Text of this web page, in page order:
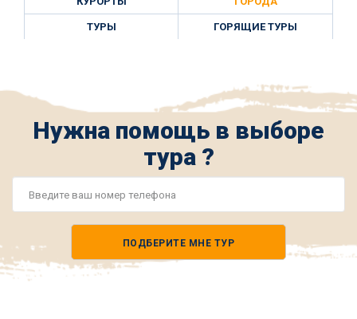
ТУРЫ ГОРЯЩИЕ ТУРЫ
Нужна помощь в выборе
тура ?
ПОДБЕРИТЕ МНЕ ТУР